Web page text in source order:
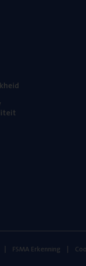
FSMA Erkenning